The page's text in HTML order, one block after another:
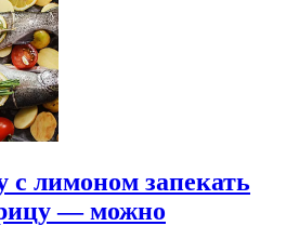
лимоном запекать
— можно